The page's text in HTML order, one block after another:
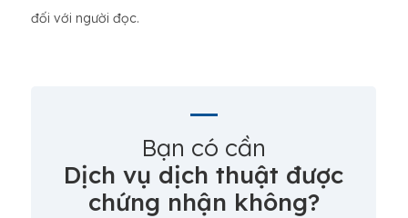
đối với người đọc.
Bạn có cần
Dịch vụ dịch thuật được
chứng nhận không?